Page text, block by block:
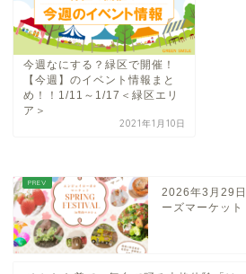
今週なにする？緑区で開催！
【今週】のイベント情報まと
め！！1/11～1/17＜緑区エリ
ア＞
2021年1月10日
2026年3月29
ーズマーケット